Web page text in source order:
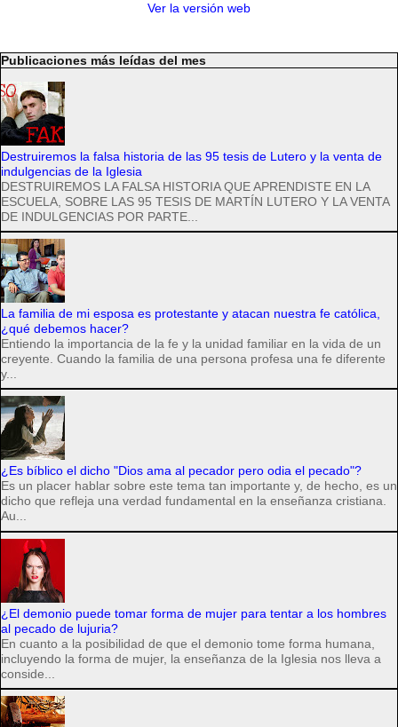
Ver la versión web
Publicaciones más leídas del mes
Destruiremos la falsa historia de las 95 tesis de Lutero y la venta de
indulgencias de la Iglesia
DESTRUIREMOS LA FALSA HISTORIA QUE APRENDISTE EN LA
ESCUELA, SOBRE LAS 95 TESIS DE MARTÍN LUTERO Y LA VENTA
DE INDULGENCIAS POR PARTE...
La familia de mi esposa es protestante y atacan nuestra fe católica,
¿qué debemos hacer?
Entiendo la importancia de la fe y la unidad familiar en la vida de un
creyente. Cuando la familia de una persona profesa una fe diferente
y...
¿Es bíblico el dicho "Dios ama al pecador pero odia el pecado"?
Es un placer hablar sobre este tema tan importante y, de hecho, es un
dicho que refleja una verdad fundamental en la enseñanza cristiana.
Au...
¿El demonio puede tomar forma de mujer para tentar a los hombres
al pecado de lujuria?
En cuanto a la posibilidad de que el demonio tome forma humana,
incluyendo la forma de mujer, la enseñanza de la Iglesia nos lleva a
conside...